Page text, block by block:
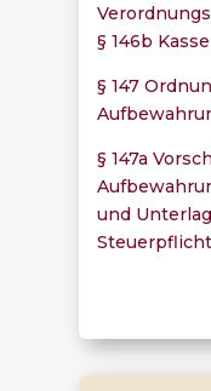
§ 146b
§ 147
§ 147a
und